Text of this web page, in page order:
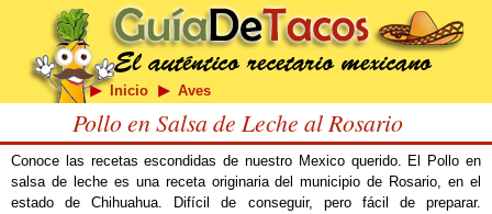
Inicio Aves
Pollo en Salsa de Leche al Rosario
Conoce las recetas escondidas de nuestro Mexico querido. El Pollo en
salsa de leche es una receta originaria del municipio de Rosario, en el
estado de Chihuahua. Difícil de conseguir, pero fácil de preparar.